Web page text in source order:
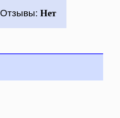
Отзывы: Нет